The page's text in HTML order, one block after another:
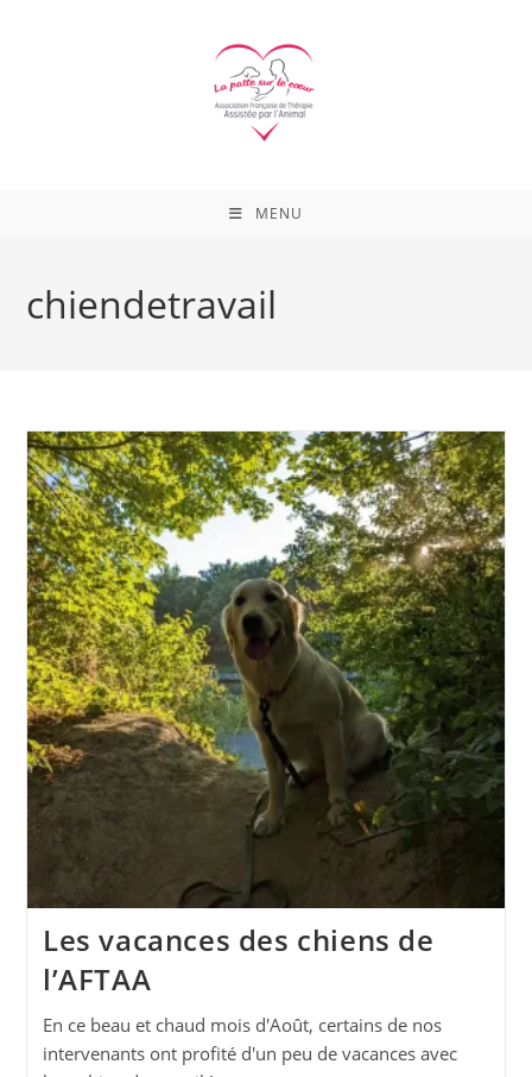
MENU
chiendetravail
Les vacances des chiens de
l’AFTAA
En ce beau et chaud mois d'Août, certains de nos
intervenants ont profité d'un peu de vacances avec